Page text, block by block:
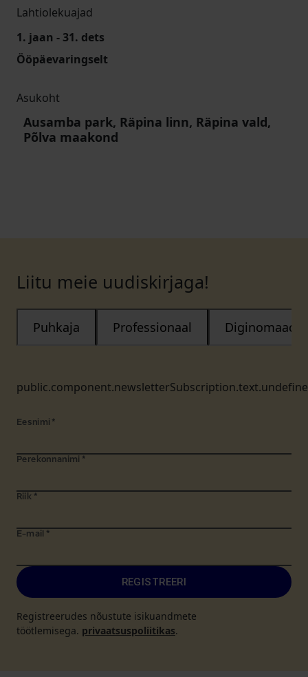
Lahtiolekuajad
1. jaan - 31. dets
Ööpäevaringselt
Asukoht
Ausamba park, Räpina linn, Räpina vald,
Põlva maakond
Liitu meie uudiskirjaga!
Puhkaja Professionaal Diginomaad
Eesnimi *
Perekonnanimi *
Riik *
E-mail *
REGISTREERI
Registreerudes nõustute isikuandmete
töötlemisega. privaatsuspoliitikas.